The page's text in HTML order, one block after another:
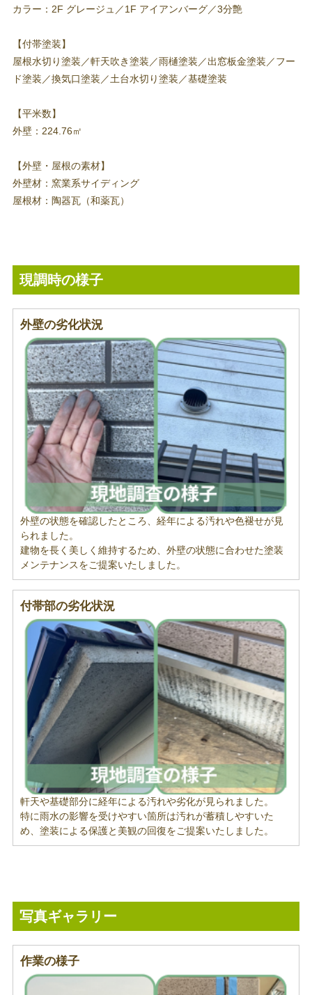
カラー：2F グレージュ／1F アイアンバーグ／3分艶
【付帯塗装】
屋根水切り塗装／軒天吹き塗装／雨樋塗装／出窓板金塗装／フー
ド塗装／換気口塗装／土台水切り塗装／基礎塗装
【平米数】
外壁：224.76㎡
【外壁・屋根の素材】
外壁材：窯業系サイディング
屋根材：陶器瓦（和薬瓦）
現調時の様子
外壁の劣化状況
外壁の状態を確認したところ、経年による汚れや色褪せが見
られました。
建物を長く美しく維持するため、外壁の状態に合わせた塗装
メンテナンスをご提案いたしました。
付帯部の劣化状況
軒天や基礎部分に経年による汚れや劣化が見られました。
特に雨水の影響を受けやすい箇所は汚れが蓄積しやすいた
め、塗装による保護と美観の回復をご提案いたしました。
写真ギャラリー
作業の様子